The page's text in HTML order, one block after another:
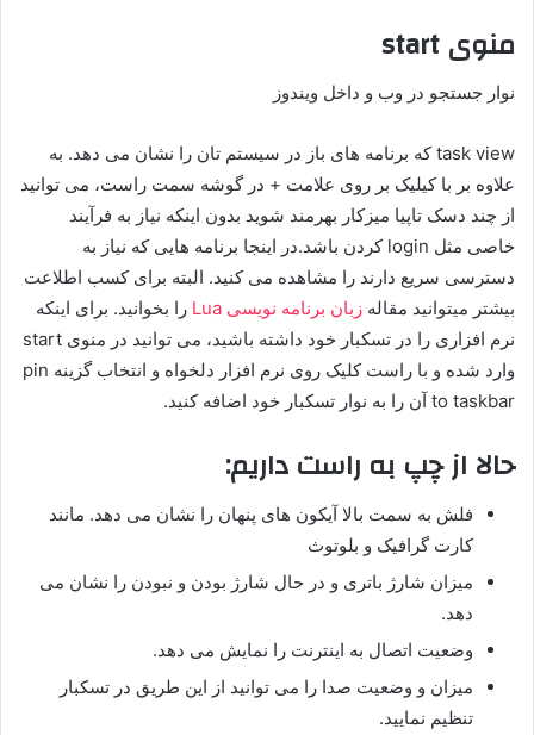
منوی start
نوار جستجو در وب و داخل ویندوز
task view که برنامه های باز در سیستم تان را نشان می دهد. به
علاوه بر با کیلیک بر روی علامت + در گوشه سمت راست، می توانید
از چند دسک تاپیا میزکار بهرمند شوید بدون اینکه نیاز به فرآیند
خاصی مثل login کردن باشد.در اینجا برنامه هایی که نیاز به
دسترسی سریع دارند را مشاهده می کنید. البته برای کسب اطلاعت
بیشتر میتوانید مقاله زبان برنامه نویسی Lua
را بخوانید. برای اینکه
نرم افزاری را در تسکبار خود داشته باشید، می توانید در منوی start
وارد شده و با راست کلیک روی نرم افزار دلخواه و انتخاب گزینه pin
to taskbar آن را به نوار تسکبار خود اضافه کنید.
حالا از چپ به راست داریم:
فلش به سمت بالا آیکون های پنهان را نشان می دهد. مانند
کارت گرافیک و بلوتوث
میزان شارژ باتری و در حال شارژ بودن و نبودن را نشان می
دهد.
وضعیت اتصال به اینترنت را نمایش می دهد.
میزان و وضعیت صدا را می توانید از این طریق در تسکبار
تنظیم نمایید.